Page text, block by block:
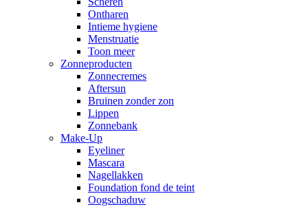
Ontharen
Intieme hygiene
Menstruatie
Toon meer
Zonneproducten
Zonnecremes
Aftersun
Bruinen zonder zon
Lippen
Zonnebank
Make-Up
Eyeliner
Mascara
Nagellakken
Foundation fond de teint
Oogschaduw